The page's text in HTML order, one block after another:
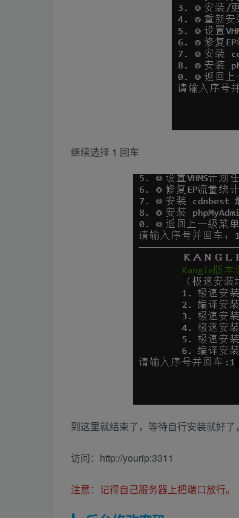
继续选择 1 回车
到这里就结束了，等待自行安装就好了，
访问：http://yourip:3311
注意：记得自己服务器上把端口放行。